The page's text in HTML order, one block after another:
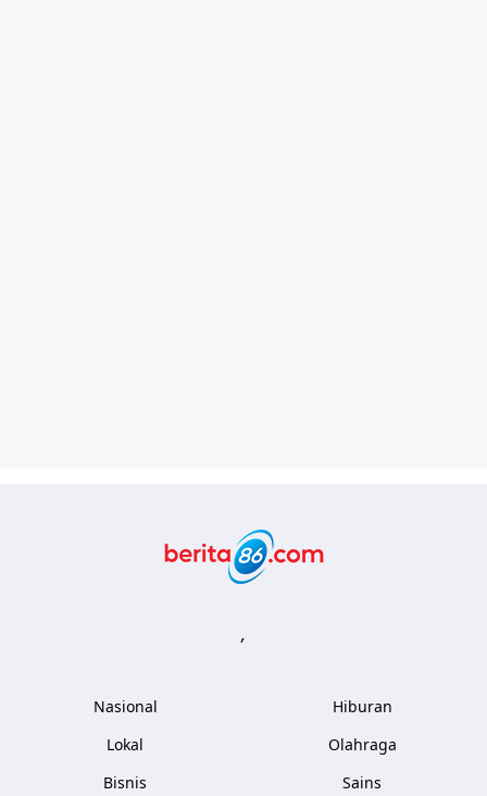
,
Nasional
Lokal
Bisnis
Hiburan
Olahraga
Sains